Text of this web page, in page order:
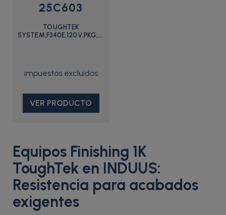
25C603
TOUGHTEK
SYSTEM,F340E,120V,PKG,REMOTE,UK
VER PRODUCTO
Equipos Finishing 1K
ToughTek en INDUUS:
Resistencia para acabados
exigentes